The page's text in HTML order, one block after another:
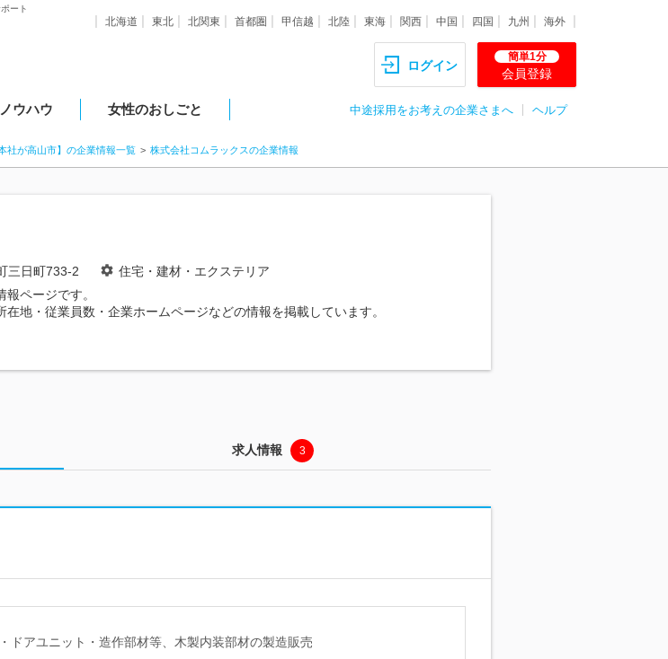
ート
北海道 東北 北関東 首都圏 甲信越 北陸 東海 関西 中国 四国 九州 海外
ログイン
簡単1分
会員登録
ウハウ 女性のおしごと 中途採用をお考えの企業さまへ ヘルプ
本社が高山市】の企業情報一覧 株式会社コムラックスの企業情報
三日町733-2
住宅・建材・エクステリア
報ページです。
在地・従業員数・企業ホームページなどの情報を掲載しています。
求人情報 3
ドアユニット・造作部材等、木製内装部材の製造販売